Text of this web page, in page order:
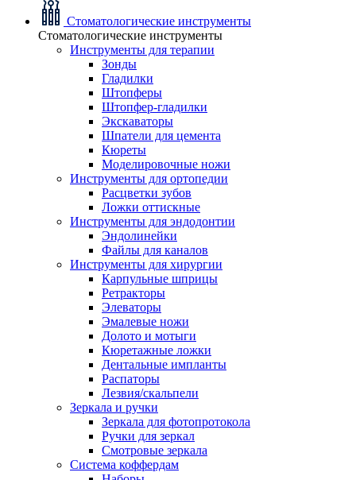
Стоматологические инструменты
Стоматологические инструменты
Инструменты для терапии
Зонды
Гладилки
Штопферы
Штопфер-гладилки
Экскаваторы
Шпатели для цемента
Кюреты
Моделировочные ножи
Инструменты для ортопедии
Расцветки зубов
Ложки оттискные
Инструменты для эндодонтии
Эндолинейки
Файлы для каналов
Инструменты для хирургии
Карпульные шприцы
Ретракторы
Элеваторы
Эмалевые ножи
Долото и мотыги
Кюретажные ложки
Дентальные импланты
Распаторы
Лезвия/скальпели
Зеркала и ручки
Зеркала для фотопротокола
Ручки для зеркал
Смотровые зеркала
Система коффердам